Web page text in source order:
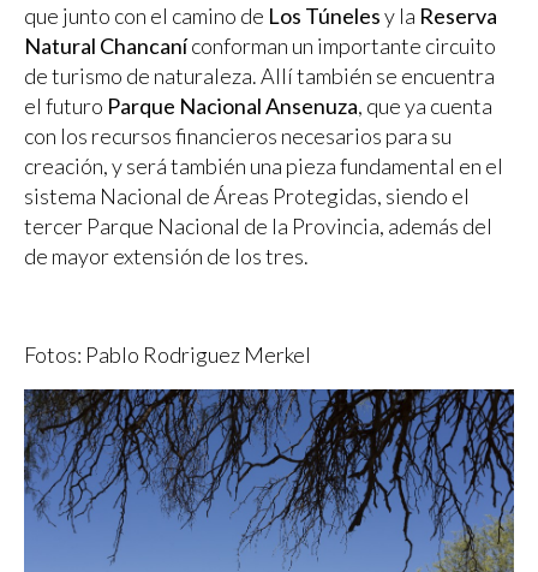
que junto con el camino de Los Túnelesy la Reserva
Natural Chancaníconforman un importante circuito
de turismo de naturaleza. Allí también se encuentra
el futuro Parque Nacional Ansenuza, que ya cuenta
con los recursos financieros necesarios para su
creación, y será también una pieza fundamental en el
sistema Nacional de Áreas Protegidas, siendo el
tercer Parque Nacional de la Provincia, además del
de mayor extensión de los tres.
Fotos: Pablo Rodriguez Merkel